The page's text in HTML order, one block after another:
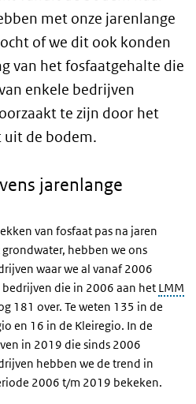
met onze jarenlange
of we dit ook konden
van het fosfaatgehalte die
enkele bedrijven
te zijn door het
uit de bodem.
jarenlange
van fosfaat pas na jaren
hebben we ons
waar we al vanaf 2006
die in 2006 aan het LMM
181 over. Te weten 135 in de
en 16 in de Kleiregio. In de
in 2019 die sinds 2006
hebben we de trend in
2006 t/m 2019 bekeken.